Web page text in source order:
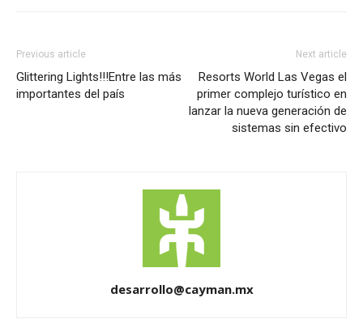
Previous article
Glittering Lights!!!Entre las más
importantes del país
Next article
Resorts World Las Vegas el
primer complejo turístico en
lanzar la nueva generación de
sistemas sin efectivo
desarrollo@cayman.mx